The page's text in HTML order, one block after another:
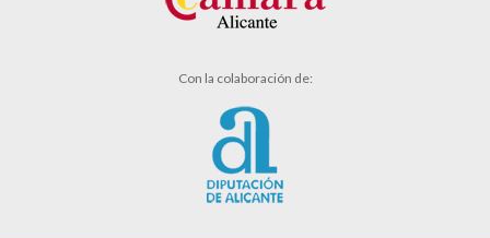
Con la colaboración de: